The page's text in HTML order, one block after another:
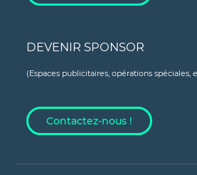
DEVENIR SPONSOR
(Espaces publicitaires, opérations spéciales,
Contactez-nous !